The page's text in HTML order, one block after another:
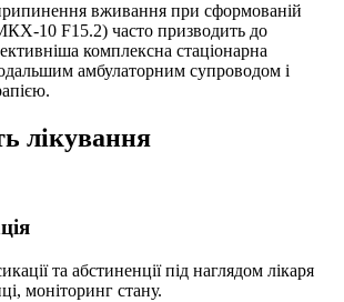
вживання при сформованій
10 F15.2) часто призводить до
комплексна стаціонарна
амбулаторним супроводом і
лікування
та абстиненції під наглядом лікаря
моніторинг стану.